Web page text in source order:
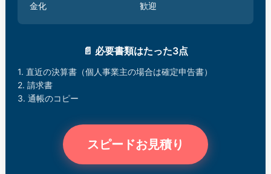
金化
歓迎
📄 必要書類はたった3点
1. 直近の決算書（個人事業主の場合は確定申告書）
2. 請求書
3. 通帳のコピー
スピードお見積り